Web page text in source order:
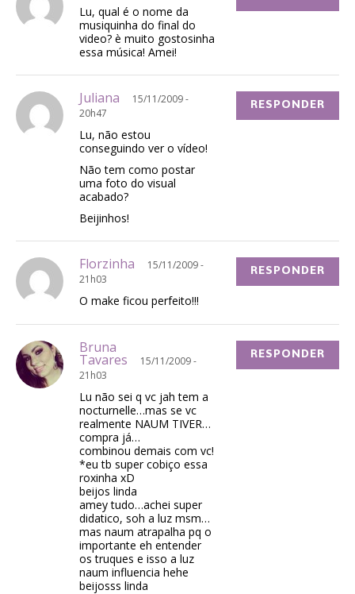
Lu, qual é o nome da
musiquinha do final do
video? è muito gostosinha
essa música! Amei!
Juliana
15/11/2009 -
20h47
Lu, não estou
conseguindo ver o vídeo!
Não tem como postar
uma foto do visual
acabado?
Beijinhos!
RESPONDER
Florzinha
15/11/2009 -
21h03
O make ficou perfeito!!!
RESPONDER
Bruna
Tavares
15/11/2009 -
21h03
Lu não sei q vc jah tem a
nocturnelle…mas se vc
realmente NAUM TIVER…
compra já…
combinou demais com vc!
*eu tb super cobiço essa
roxinha xD
beijos linda
amey tudo…achei super
didatico, soh a luz msm…
mas naum atrapalha pq o
importante eh entender
os truques e isso a luz
naum influencia hehe
beijosss linda
RESPONDER